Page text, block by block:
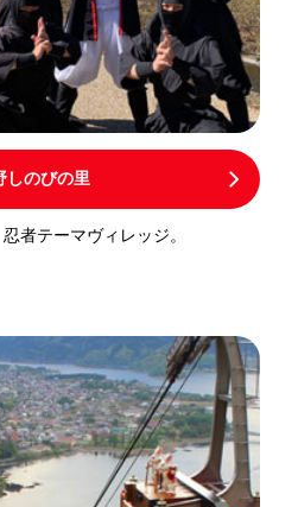
しのびの里
者テーマヴィレッジ。